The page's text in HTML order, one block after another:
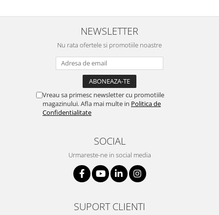
NEWSLETTER
Nu rata ofertele si promotiile noastre
Vreau sa primesc newsletter cu promotiile
magazinului. Afla mai multe in Politica de
Confidentialitate
SOCIAL
Urmareste-ne in social media
SUPORT CLIENTI